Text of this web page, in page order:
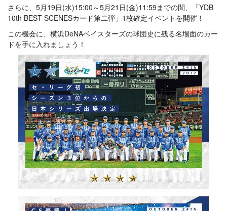
さらに、5月19日(水)15:00～5月21日(金)11:59までの間、「YDB
10th BEST SCENESカード第二弾」1枚確定イベントを開催！
この機会に、横浜DeNAベイスターズの球団史に残る名場面のカー
ドを手に入れましょう！